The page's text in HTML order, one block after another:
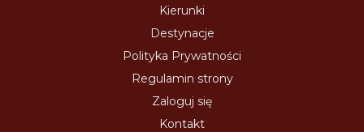
Kierunki
Destynacje
Polityka Prywatności
Regulamin strony
Zaloguj się
Kontakt